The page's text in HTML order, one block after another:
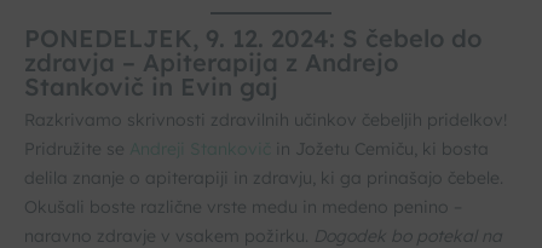
PONEDELJEK, 9. 12. 2024: S čebelo do
zdravja – Apiterapija z Andrejo
Stankovič in Evin gaj
Razkrivamo skrivnosti zdravilnih učinkov čebeljih pridelkov!
Pridružite se
in Jožetu Cemiču, ki bosta
delila znanje o apiterapiji in zdravju, ki ga prinašajo čebele.
Okušali boste različne vrste medu in medeno penino –
naravno zdravje v vsakem požirku. Dogodek bo potekal na